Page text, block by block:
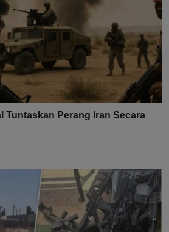
Tuntaskan Perang Iran Secara